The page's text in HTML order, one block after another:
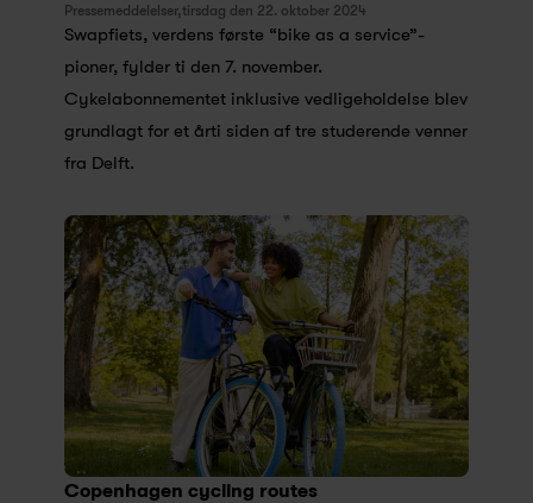
Pressemeddelelser,tirsdag den 22. oktober 2024
Swapfiets, verdens første “bike as a service”-
pioner, fylder ti den 7. november.
Cykelabonnementet inklusive vedligeholdelse blev
grundlagt for et årti siden af tre studerende venner
fra Delft.
Copenhagen cycling routes